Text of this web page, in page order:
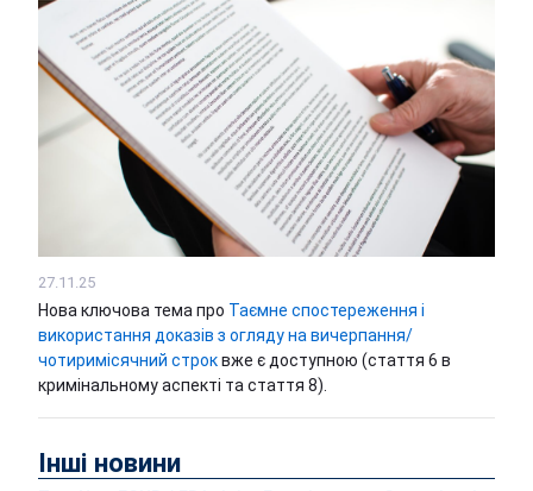
27.11.25
Нова ключова тема про Таємне спостереження i
використання доказів з огляду на вичерпання/
чотиримісячний строквже є доступною (стаття 6 в
кримінальному аспекті та стаття 8).
Iнші новини